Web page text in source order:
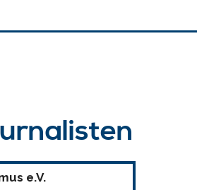
e.V.